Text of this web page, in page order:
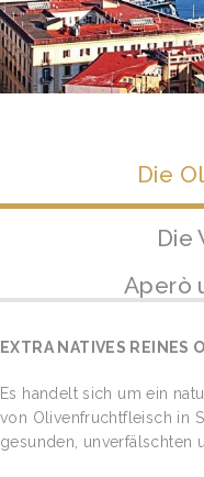
Die
Die
Aperò
EXTRA NATIVES REINES
Es handelt sich um ein
von Olivenfruchtfleisch in
gesunden, unverfälschten